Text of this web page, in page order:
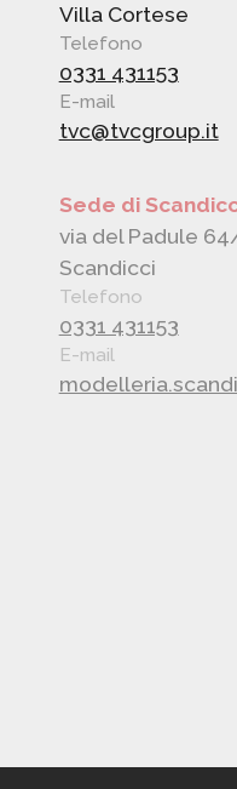
Villa Cortese
Telefono
0331 431153
E-mail
tvc@tvcgroup.it
Sede di
via del Padule
Scandicci
Telefono
0331 431153
E-mail